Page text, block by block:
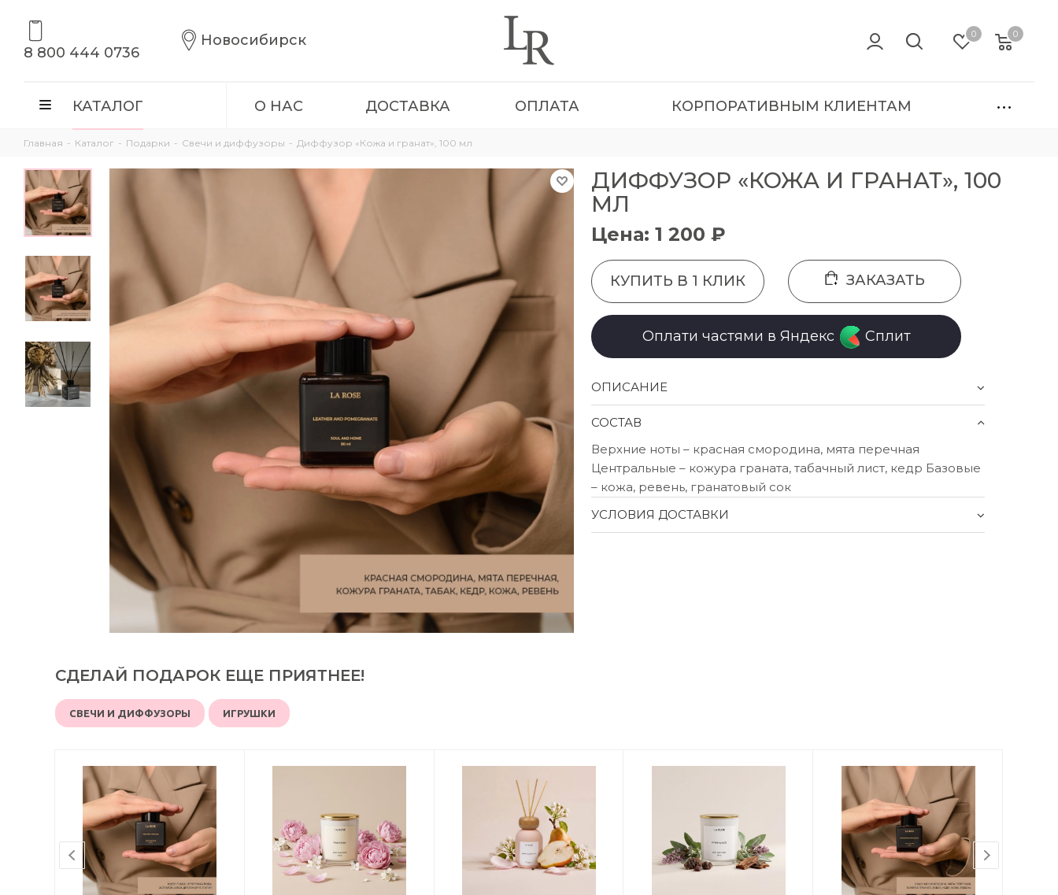
8 800 444 0736
Новосибирск 0 0
КАТАЛОГ О НАС ДОСТАВКА ОПЛАТА КОРПОРАТИВНЫМ КЛИЕНТАМ
Главная - Каталог - Подарки - Свечи и диффузоры - Диффузор «Кожа и гранат», 100 мл
ДИФФУЗОР «КОЖА И ГРАНАТ», 100
МЛ
Цена: 1 200 ₽
КУПИТЬ В 1 КЛИК ЗАКАЗАТЬ
Оплати частями в Яндекс Сплит
ОПИСАНИЕ
СОСТАВ
Верхние ноты – красная смородина, мята перечная
Центральные – кожура граната, табачный лист, кедр Базовые
– кожа, ревень, гранатовый сок
УСЛОВИЯ ДОСТАВКИ
СДЕЛАЙ ПОДАРОК ЕЩЕ ПРИЯТНЕЕ!
СВЕЧИ И ДИФФУЗОРЫ ИГРУШКИ